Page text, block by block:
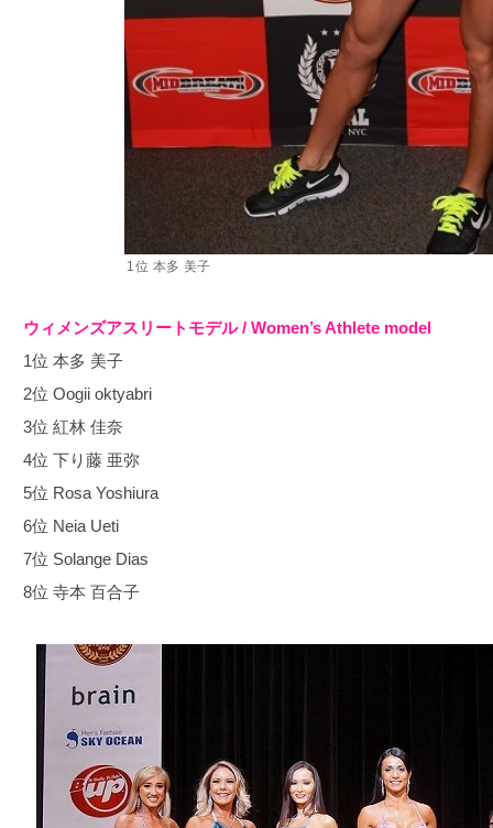
1位 本多 美子
ウィメンズアスリートモデル / Women’s Athlete model
1位 本多 美子
2位 Oogii oktyabri
3位 紅林 佳奈
4位 下り藤 亜弥
5位 Rosa Yoshiura
6位 Neia Ueti
7位 Solange Dias
8位 寺本 百合子